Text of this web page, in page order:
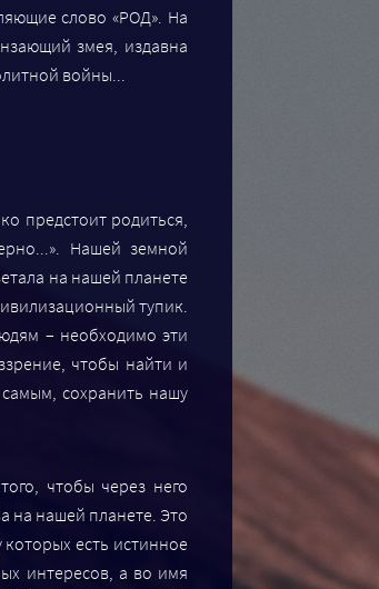
слово «РОД». На
змея, издавна
войны...
предстоит родиться,
Нашей земной
на нашей планете
тупик.
– необходимо эти
чтобы найти и
сохранить нашу
чтобы через него
на нашей планете. Это
есть истинное
интересов, а во имя